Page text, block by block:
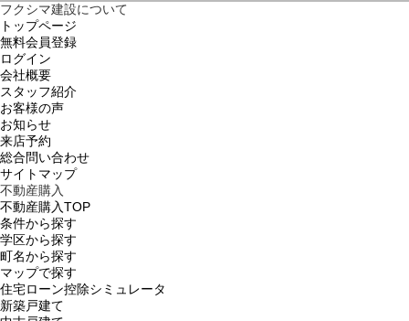
フクシマ建設について
トップページ
無料会員登録
ログイン
会社概要
スタッフ紹介
お客様の声
お知らせ
来店予約
総合問い合わせ
サイトマップ
不動産購入
不動産購入TOP
条件から探す
学区から探す
町名から探す
マップで探す
住宅ローン控除シミュレータ
新築戸建て